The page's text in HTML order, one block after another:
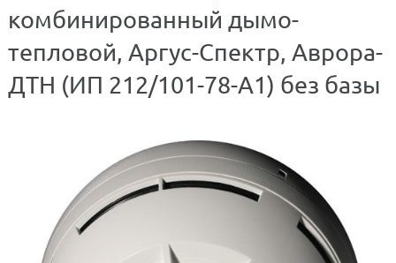
комбинированный дымо-
тепловой, Аргус-Спектр, Аврора-
ДТН (ИП 212/101-78-А1) без базы